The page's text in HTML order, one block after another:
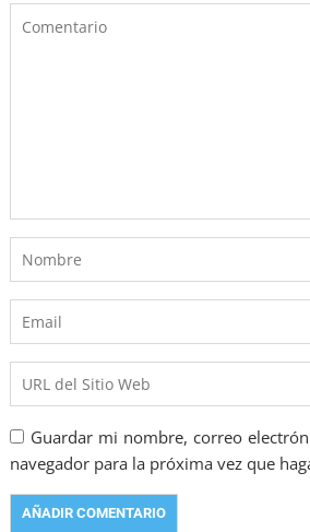
Guardar mi nombre, correo
navegador para la próxima vez que